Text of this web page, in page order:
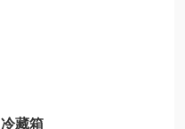
冷藏箱